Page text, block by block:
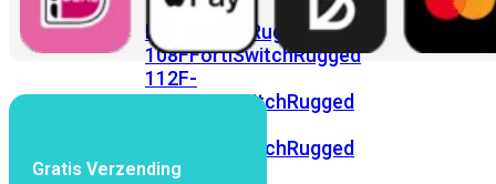
FortiSwitchRugged
108FFortiSwitchRugged
112F-
POEFortiSwitchRugged
FortiSwitchRugged
424F-
Gratis Verzending